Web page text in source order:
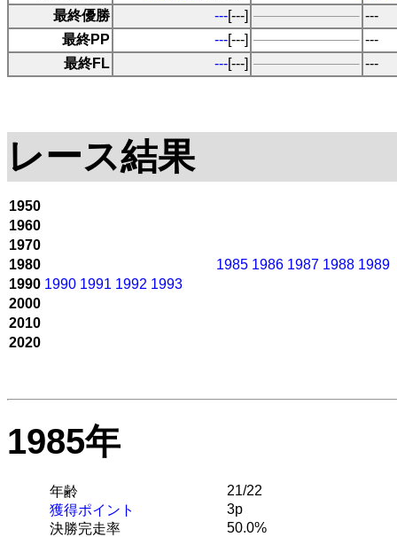
最終優勝
---[---]
---
最終PP
---[---]
---
最終FL
---[---] ---
レース結果
1950
1960
1970
1980
1985 1986 1987 1988 1989
1990 1990 1991 1992 1993
2000
2010
2020
1985年
年齢
21/22
獲得ポイント
3p
決勝完走率
50.0%